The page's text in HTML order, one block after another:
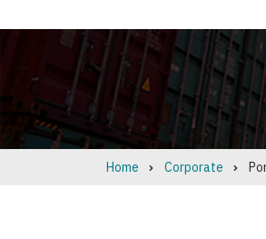
Breadcrumb
Home Corporate